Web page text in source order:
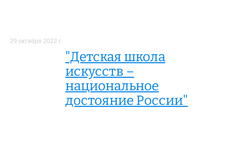
29 октября 2022 г.
"Детская школа
искусств –
национальное
достояние России"